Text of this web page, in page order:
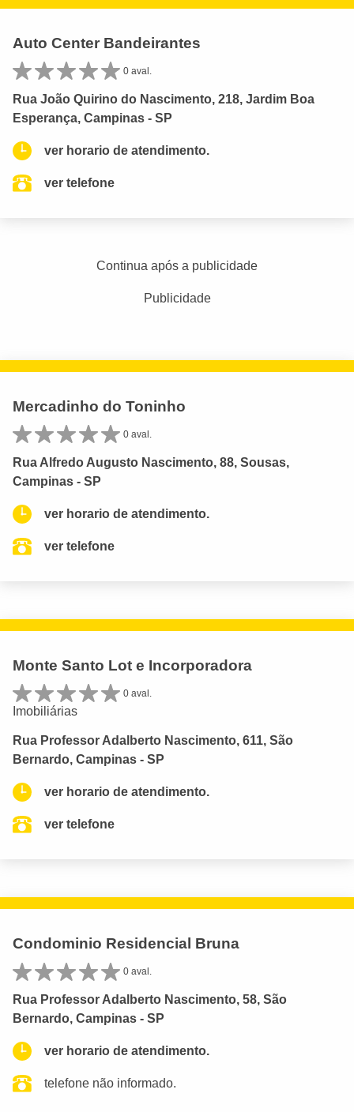
Auto Center Bandeirantes
0 aval.
Rua João Quirino do Nascimento, 218, Jardim Boa
Esperança, Campinas - SP
ver horario de atendimento.
ver telefone
Continua após a publicidade
Publicidade
Mercadinho do Toninho
0 aval.
Rua Alfredo Augusto Nascimento, 88, Sousas,
Campinas - SP
ver horario de atendimento.
ver telefone
Monte Santo Lot e Incorporadora
0 aval.
Imobiliárias
Rua Professor Adalberto Nascimento, 611, São
Bernardo, Campinas - SP
ver horario de atendimento.
ver telefone
Condominio Residencial Bruna
0 aval.
Rua Professor Adalberto Nascimento, 58, São
Bernardo, Campinas - SP
ver horario de atendimento.
telefone não informado.